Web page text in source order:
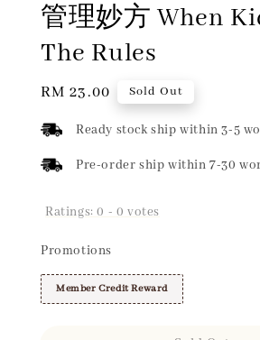
管理妙方 When
The Rules
Regular
RM 23.00 Sold Out
Ready stock ship within 3-5
Pre-order ship within 7-30
Ratings:0 - 0 votes
Promotions
Member Credit Reward